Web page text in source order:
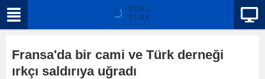
Fransa'da bir cami ve Türk derneği
ırkçı saldırıya uğradı